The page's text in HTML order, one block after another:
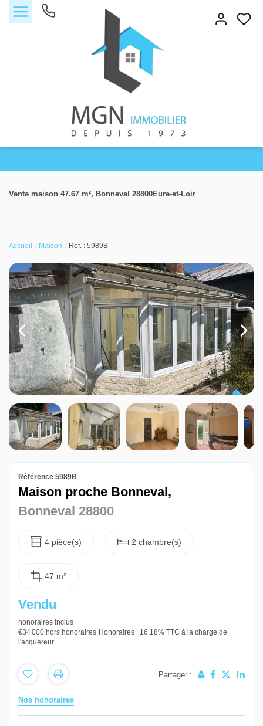
Vendre
Louer
Nos agences
Contact
Vente maison 47.67 m², Bonneval 28800Eure-et-Loir
Accueil Maison Ref. : 5989B
Référence 5989B
Maison proche Bonneval,
Bonneval 28800
4 pièce(s) 2 chambre(s)
47 m²
Vendu
honoraires inclus
€34 000 hors honoraires Honoraires : 16.18% TTC à la charge de
l'acquéreur
Partager :
Nos honoraires